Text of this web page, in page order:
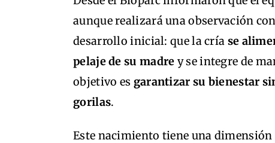
aunque realizará una observación
desarrollo inicial: que la cría se
pelaje de su madre y se integre de
objetivo es garantizar su bienestar
gorilas.
Este nacimiento tiene una